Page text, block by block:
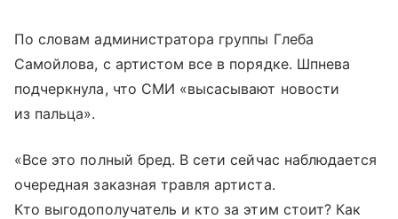
По словам администратора группы Глеба
Самойлова, с артистом все в порядке. Шпнева
подчеркнула, что СМИ «высасывают новости
из пальца».
«Все это полный бред. В сети сейчас наблюдается
очередная заказная травля артиста.
Кто выгодополучатель и кто за этим стоит? Как